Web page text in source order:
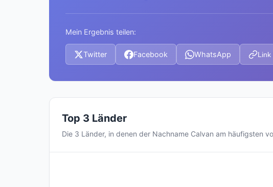
Mein Ergebnis teilen:
Twitter Facebook WhatsApp Link
Top 3 Länder
Die 3 Länder, in denen der Nachname Calvan am häufigsten